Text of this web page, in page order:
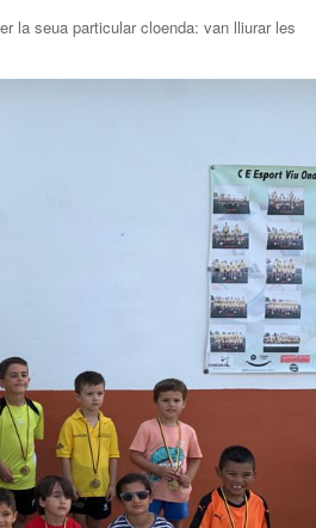
la seua particular cloenda: van lliurar les